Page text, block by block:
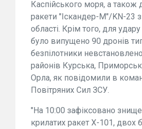
Каспійського моря, а також
ракети "Іскандер-М"/KN-23
області. Крім того, для удару
було випущено 90 дронів
безпілотники
районів Курська,
Орла, як повідомили в
Повітряних Сил ЗСУ.
"На 10:00 зафіксовано
крилатих ракет Х-101, двох